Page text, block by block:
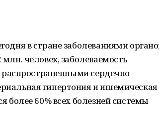
в стране заболеваниями
человек, заболеваемость
распространенными сердечно-
гипертония и ишемическая
более 60% всех болезней системы